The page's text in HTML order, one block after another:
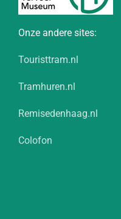
Onze andere sites:
Touristtram.nl
Tramhuren.nl
Remisedenhaag.nl
Colofon